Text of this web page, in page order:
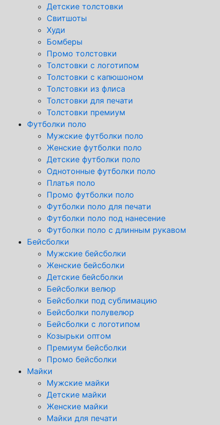
Детские толстовки
Свитшоты
Худи
Бомберы
Промо толстовки
Толстовки с логотипом
Толстовки с капюшоном
Толстовки из флиса
Толстовки для печати
Толстовки премиум
Футболки поло
Мужские футболки поло
Женские футболки поло
Детские футболки поло
Однотонные футболки поло
Платья поло
Промо футболки поло
Футболки поло для печати
Футболки поло под нанесение
Футболки поло с длинным рукавом
Бейсболки
Мужские бейсболки
Женские бейсболки
Детские бейсболки
Бейсболки велюр
Бейсболки под сублимацию
Бейсболки полувелюр
Бейсболки с логотипом
Козырьки оптом
Премиум бейсболки
Промо бейсболки
Майки
Мужские майки
Детские майки
Женские майки
Майки для печати